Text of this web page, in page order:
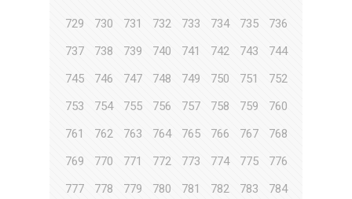
729
730 731 732 733 734 735
736
737
738 739 740 741 742 743
744
745
746 747 748 749 750 751
752
753
754 755 756 757 758 759
760
761
762 763 764 765 766 767
768
769
770 771 772 773 774 775
776
777
778 779 780 781 782 783
784